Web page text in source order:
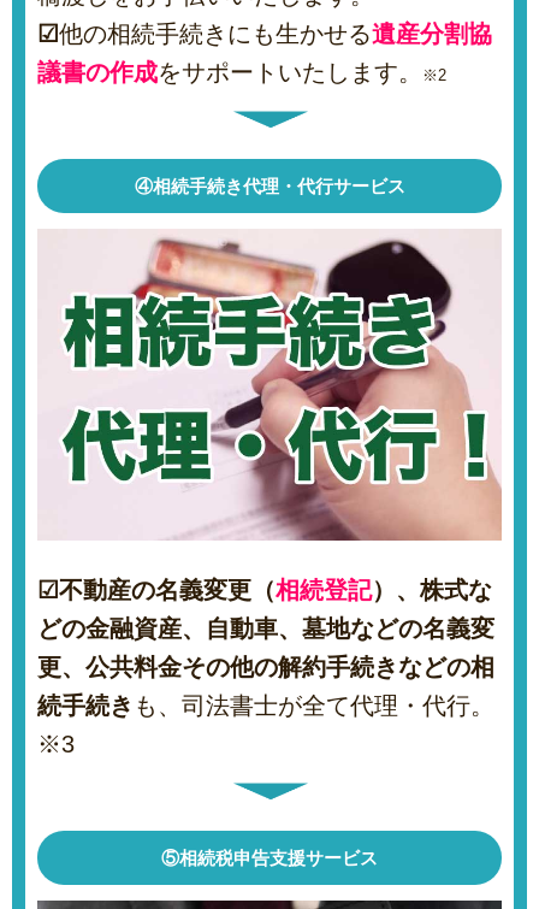
☑他の相続手続きにも生かせる遺産分割協
議書の作成をサポートいたします。 ※2
④相続手続き代理・代行サービス
☑不動産の名義変更（相続登記）、株式な
どの金融資産、自動車、墓地などの名義変
更、公共料金その他の解約手続きなどの相
続手続き も、司法書士が全て代理・代行。
※3
⑤相続税申告支援サービス